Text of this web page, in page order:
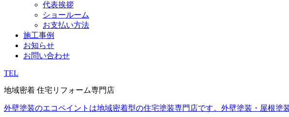
代表挨拶
ショールーム
お支払い方法
施工事例
お知らせ
お問い合わせ
TEL
地域密着 住宅リフォーム専門店
外壁塗装のエコペイントは地域密着型の住宅塗装専門店です。外壁塗装・屋根塗